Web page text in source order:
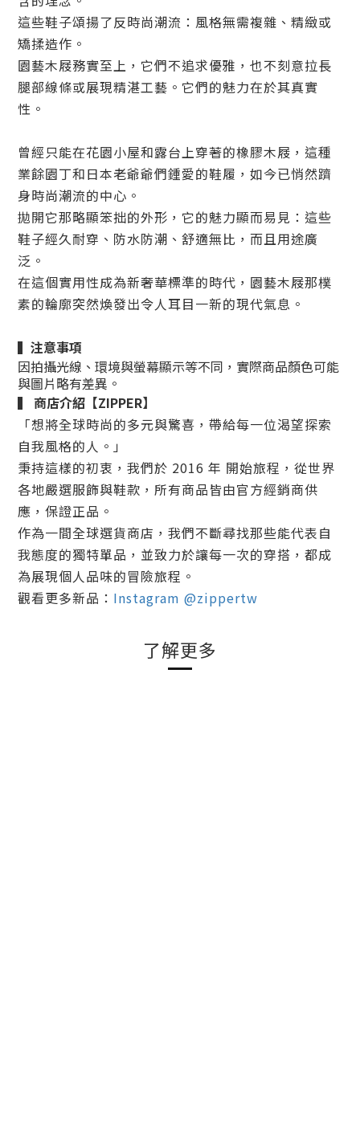
這些鞋子頌揚了反時尚潮流：風格無需複雜、精緻或
矯揉造作。
園藝木屐務實至上，它們不追求優雅，也不刻意拉長
腿部線條或展現精湛工藝。它們的魅力在於其真實
性。
曾經只能在花園小屋和露台上穿著的橡膠木屐，這種
業餘園丁和日本老爺爺們鍾愛的鞋履，如今已悄然躋
身時尚潮流的中心。
拋開它那略顯笨拙的外形，它的魅力顯而易見：這些
鞋子經久耐穿、防水防潮、舒適無比，而且用途廣
泛。
在這個實用性成為新奢華標準的時代，園藝木屐那樸
素的輪廓突然煥發出令人耳目一新的現代氣息。
▍ 注意事項
因拍攝光線、環境與螢幕顯示等不同，實際商品顏色可能
與圖片略有差異。
▍ 商店介紹 【ZIPPER】
「想將全球時尚的多元與驚喜，帶給每一位渴望探索
自我風格的人。」
秉持這樣的初衷，我們於 2016 年 開始旅程，從世界
各地嚴選服飾與鞋款，所有商品皆由官方經銷商供
應， 保證正品 。
作為一間全球選貨商店，我們不斷尋找那些能代表自
我態度的獨特單品，並致力於讓每一次的穿搭，都成
為展現個人品味的冒險旅程。
觀看更多新品： Instagram @zippertw
了解更多